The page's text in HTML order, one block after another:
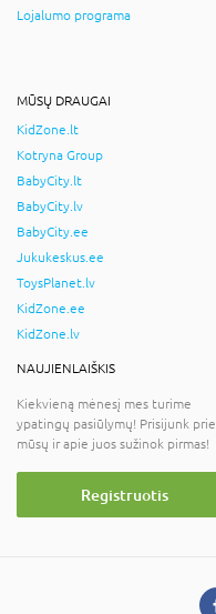
Lojalumo programa
MŪSŲ DRAUGAI
KidZone.lt
Kotryna Group
BabyCity.lt
BabyCity.lv
BabyCity.ee
Jukukeskus.ee
ToysPlanet.lv
KidZone.ee
KidZone.lv
NAUJIENLAIŠKIS
Kiekvieną mėnesį mes turime
ypatingų pasiūlymų! Prisijunk prie
mūsų ir apie juos sužinok pirmas!
Registruotis